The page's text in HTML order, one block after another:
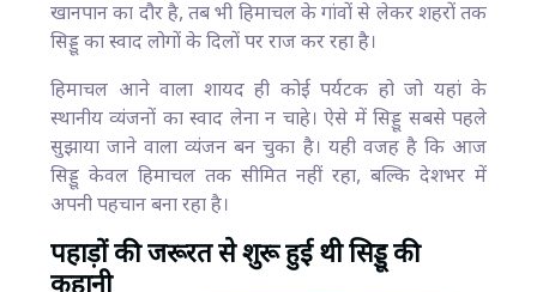
खानपान का दौर है, तब भी हिमाचल के गांवों से लेकर शहरों तक
सिड्डू का स्वाद लोगों के दिलों पर राज कर रहा है।
हिमाचल आने वाला शायद ही कोई पर्यटक हो जो यहां के
स्थानीय व्यंजनों का स्वाद लेना न चाहे। ऐसे में सिड्डू सबसे पहले
सुझाया जाने वाला व्यंजन बन चुका है। यही वजह है कि आज
सिड्डू केवल हिमाचल तक सीमित नहीं रहा, बल्कि देशभर में
अपनी पहचान बना रहा है।
पहाड़ों की जरूरत से शुरू हुई थी सिड्डू की